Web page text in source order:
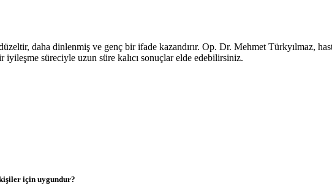
daha dinlenmiş ve genç bir ifade kazandırır. Op. Dr. Mehmet Türkyılmaz,
iyileşme süreciyle uzun süre kalıcı sonuçlar elde edebilirsiniz.
için uygundur?